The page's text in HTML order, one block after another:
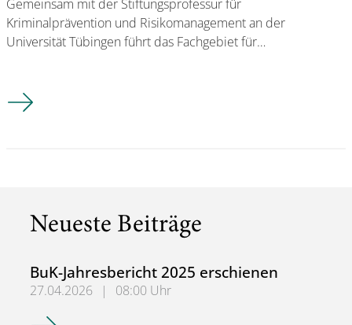
Gemeinsam mit der Stiftungsprofessur für
Kriminalprävention und Risikomanagement an der
Universität Tübingen führt das Fachgebiet für…
Bürgerbefragung in Düsseldorf, Leipzig und München
Neueste Beiträge
BuK-Jahresbericht 2025 erschienen
27.04.2026 |
08:00 Uhr
BuK-Jahresbericht 2025 erschienen